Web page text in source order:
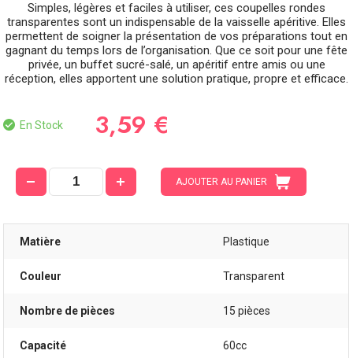
Simples, légères et faciles à utiliser, ces coupelles rondes
transparentes sont un indispensable de la vaisselle apéritive. Elles
permettent de soigner la présentation de vos préparations tout en
gagnant du temps lors de l’organisation. Que ce soit pour une fête
privée, un buffet sucré-salé, un apéritif entre amis ou une
réception, elles apportent une solution pratique, propre et efficace.
En Stock 3,59 €
AJOUTER AU PANIER
Matière Plastique
Couleur Transparent
Nombre de pièces 15 pièces
Capacité 60cc